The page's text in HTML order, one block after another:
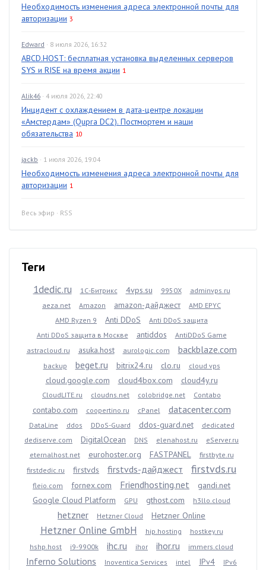
Необходимость изменения адреса электронной почты для
авторизации 3
Edward · 8 июля 2026, 16:32
ABCD.HOST: бесплатная установка выделенных серверов
SYS и RISE на время акции 1
Alik46 · 4 июля 2026, 22:40
Инцидент с охлаждением в дата-центре локации
«Амстердам» (Qupra DC2). Постмортем и наши
обязательства 10
jackb · 1 июля 2026, 19:04
Необходимость изменения адреса электронной почты для
авторизации 1
Весь эфир · RSS
Теги
1dedic.ru 1С-Битрикс 4vps.su 9950X
adminvps.ru
aeza.net
Amazon amazon-дайджест
AMD EPYC
AMD Ryzen 9
Anti DDoS
Anti DDoS защита
Anti DDoS защита в Москве
antiddos
AntiDDoS Game
astracloud.ru
asuka.host aurologic.com backblaze.com
backup beget.ru bitrix24.ru clo.ru cloud vps
cloud.google.com cloud4box.com cloud4y.ru
CloudLITE.ru cloudns.net colobridge.net Contabo
contabo.com coopertino.ru cPanel datacenter.com
DataLine ddos DDoS-Guard ddos-guard.net
dedicated
dediserve.com
DigitalOcean DNS elenahost.ru
eServer.ru
eternalhost.net
eurohoster.org FASTPANEL
firstbyte.ru
firstdedic.ru
firstvds firstvds-дайджест firstvds.ru
fleio.com fornex.com Friendhosting.net
gandi.net
Google Cloud Platform
GPU gthost.com h3llo.cloud
hetzner Hetzner Cloud Hetzner Online
Hetzner Online GmbH hip.hosting
hostkey.ru
hshp.host
i9-9900k ihc.ru ihor ihor.ru immers.cloud
Inferno Solutions Inoventica Services intel IPv4 IPv6